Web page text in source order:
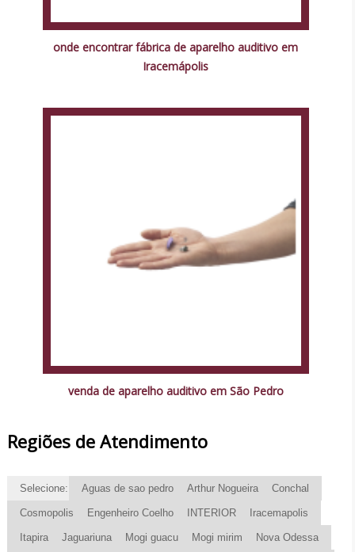
onde encontrar fábrica de aparelho auditivo em
Iracemápolis
venda de aparelho auditivo em São Pedro
Regiões de Atendimento
Selecione: Aguas de sao pedro Arthur Nogueira Conchal
Cosmopolis Engenheiro Coelho INTERIOR Iracemapolis
Itapira Jaguariuna Mogi guacu Mogi mirim Nova Odessa